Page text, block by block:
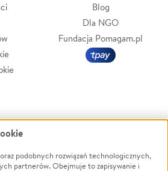
Blog
Dla NGO
Fundacja Pomagam.pl
Powódź
podobnych rozwiązań technologicznych,
partnerów. Obejmuje to zapisywanie i